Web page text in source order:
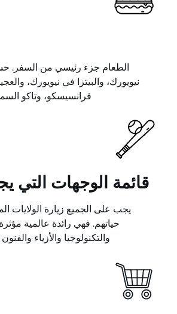
الطعام جزء رئيسي من السفر.
نيويورك، والبيتزا في نيويورك،
فرانسيسكو، وتاكو
قائمة الوجهات التي
يجب على الجميع زيارة الولايات
حياتهم. فهي رائدة عالمية
والتكنولوجيا والأزياء